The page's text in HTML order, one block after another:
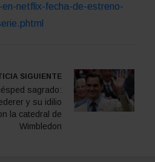
netflix-fecha-de-estreno-
SIGUIENTE
sagrado:
y su idilio
la catedral de
Wimbledon